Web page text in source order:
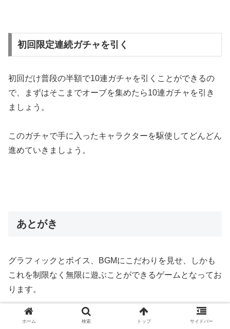
初回限定連続ガチャを引く
初回だけ普段の半額で10連ガチャを引くことができるの
で、まずはそこまでオーブを集めたら10連ガチャを引き
ましょう。
このガチャで手に入ったキャラクターを駆使してどんどん
進めていきましょう。
あとがき
グラフィックとボイス、BGMにこだわりを見せ、しかも
これを制限なく無限に遊ぶことができるゲームとなってお
ります。
ホーム 検索 トップ サイドバー